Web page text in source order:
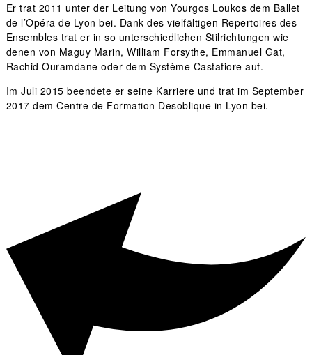
Er trat 2011 unter der Leitung von Yourgos Loukos dem Ballet
de l’Opéra de Lyon bei. Dank des vielfältigen Repertoires des
Ensembles trat er in so unterschiedlichen Stilrichtungen wie
denen von Maguy Marin, William Forsythe, Emmanuel Gat,
Rachid Ouramdane oder dem Système Castafiore auf.
Im Juli 2015 beendete er seine Karriere und trat im September
2017 dem Centre de Formation Desoblique in Lyon bei.